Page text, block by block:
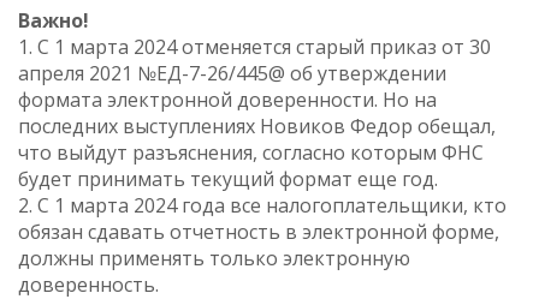
Важно!
1. С 1 марта 2024 отменяется старый приказ от 30
апреля 2021 №ЕД-7-26/445@ об утверждении
формата электронной доверенности. Но на
последних выступлениях Новиков Федор обещал,
что выйдут разъяснения, согласно которым ФНС
будет принимать текущий формат еще год.
2. С 1 марта 2024 года все налогоплательщики, кто
обязан сдавать отчетность в электронной форме,
должны применять только электронную
доверенность.